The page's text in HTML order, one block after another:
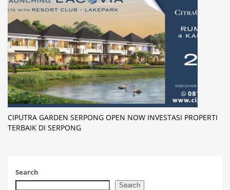
CIPUTRA GARDEN SERPONG OPEN NOW INVESTASI PROPERTI
TERBAIK DI SERPONG
Search
Search